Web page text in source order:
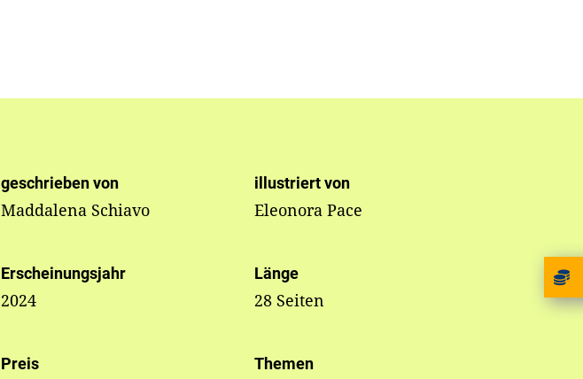
geschrieben von
Maddalena Schiavo
illustriert von
Eleonora Pace
Erscheinungsjahr
2024
Länge
28 Seiten
Preis Themen